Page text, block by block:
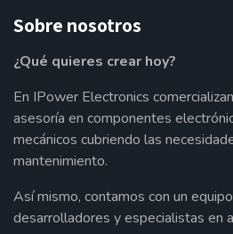
Sobre nosotros
¿Qué quieres crear hoy?
En IPower Electronics
asesoría en componentes
mecánicos cubriendo las
mantenimiento.
Así mismo, contamos con un
desarrolladores y especialistas en